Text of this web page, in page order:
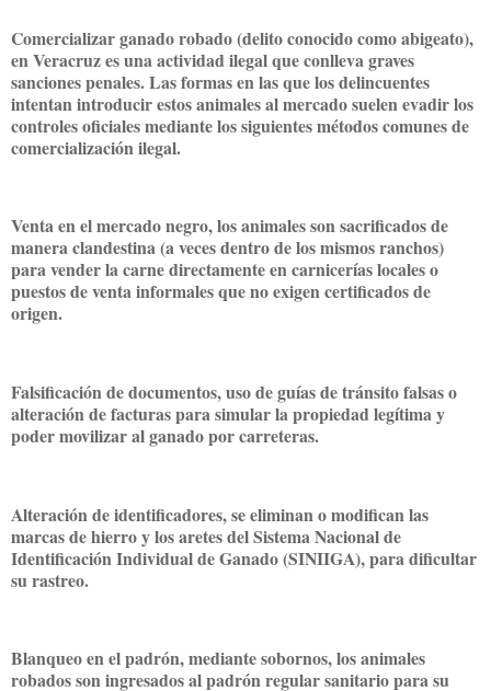
Comercializar ganado robado (delito conocido como abigeato),
en Veracruz es una actividad ilegal que conlleva graves
sanciones penales. Las formas en las que los delincuentes
intentan introducir estos animales al mercado suelen evadir los
controles oficiales mediante los siguientes métodos comunes de
comercialización ilegal.
Venta en el mercado negro, los animales son sacrificados de
manera clandestina (a veces dentro de los mismos ranchos)
para vender la carne directamente en carnicerías locales o
puestos de venta informales que no exigen certificados de
origen.
Falsificación de documentos, uso de guías de tránsito falsas o
alteración de facturas para simular la propiedad legítima y
poder movilizar al ganado por carreteras.
Alteración de identificadores, se eliminan o modifican las
marcas de hierro y los aretes del Sistema Nacional de
Identificación Individual de Ganado (SINIIGA), para dificultar
su rastreo.
Blanqueo en el padrón, mediante sobornos, los animales
robados son ingresados al padrón regular sanitario para su